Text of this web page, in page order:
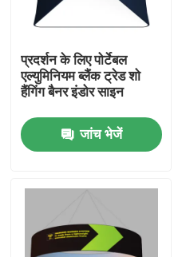
प्रदर्शन के लिए पोर्टेबल
एल्युमिनियम ब्लैंक ट्रेड शो
हैंगिंग बैनर इंडोर साइन
जांच भेजें